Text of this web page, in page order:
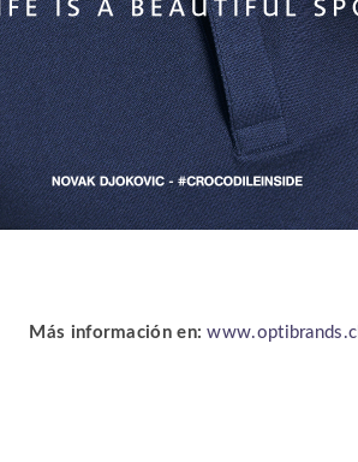
Más información en:www.optibrands.cl